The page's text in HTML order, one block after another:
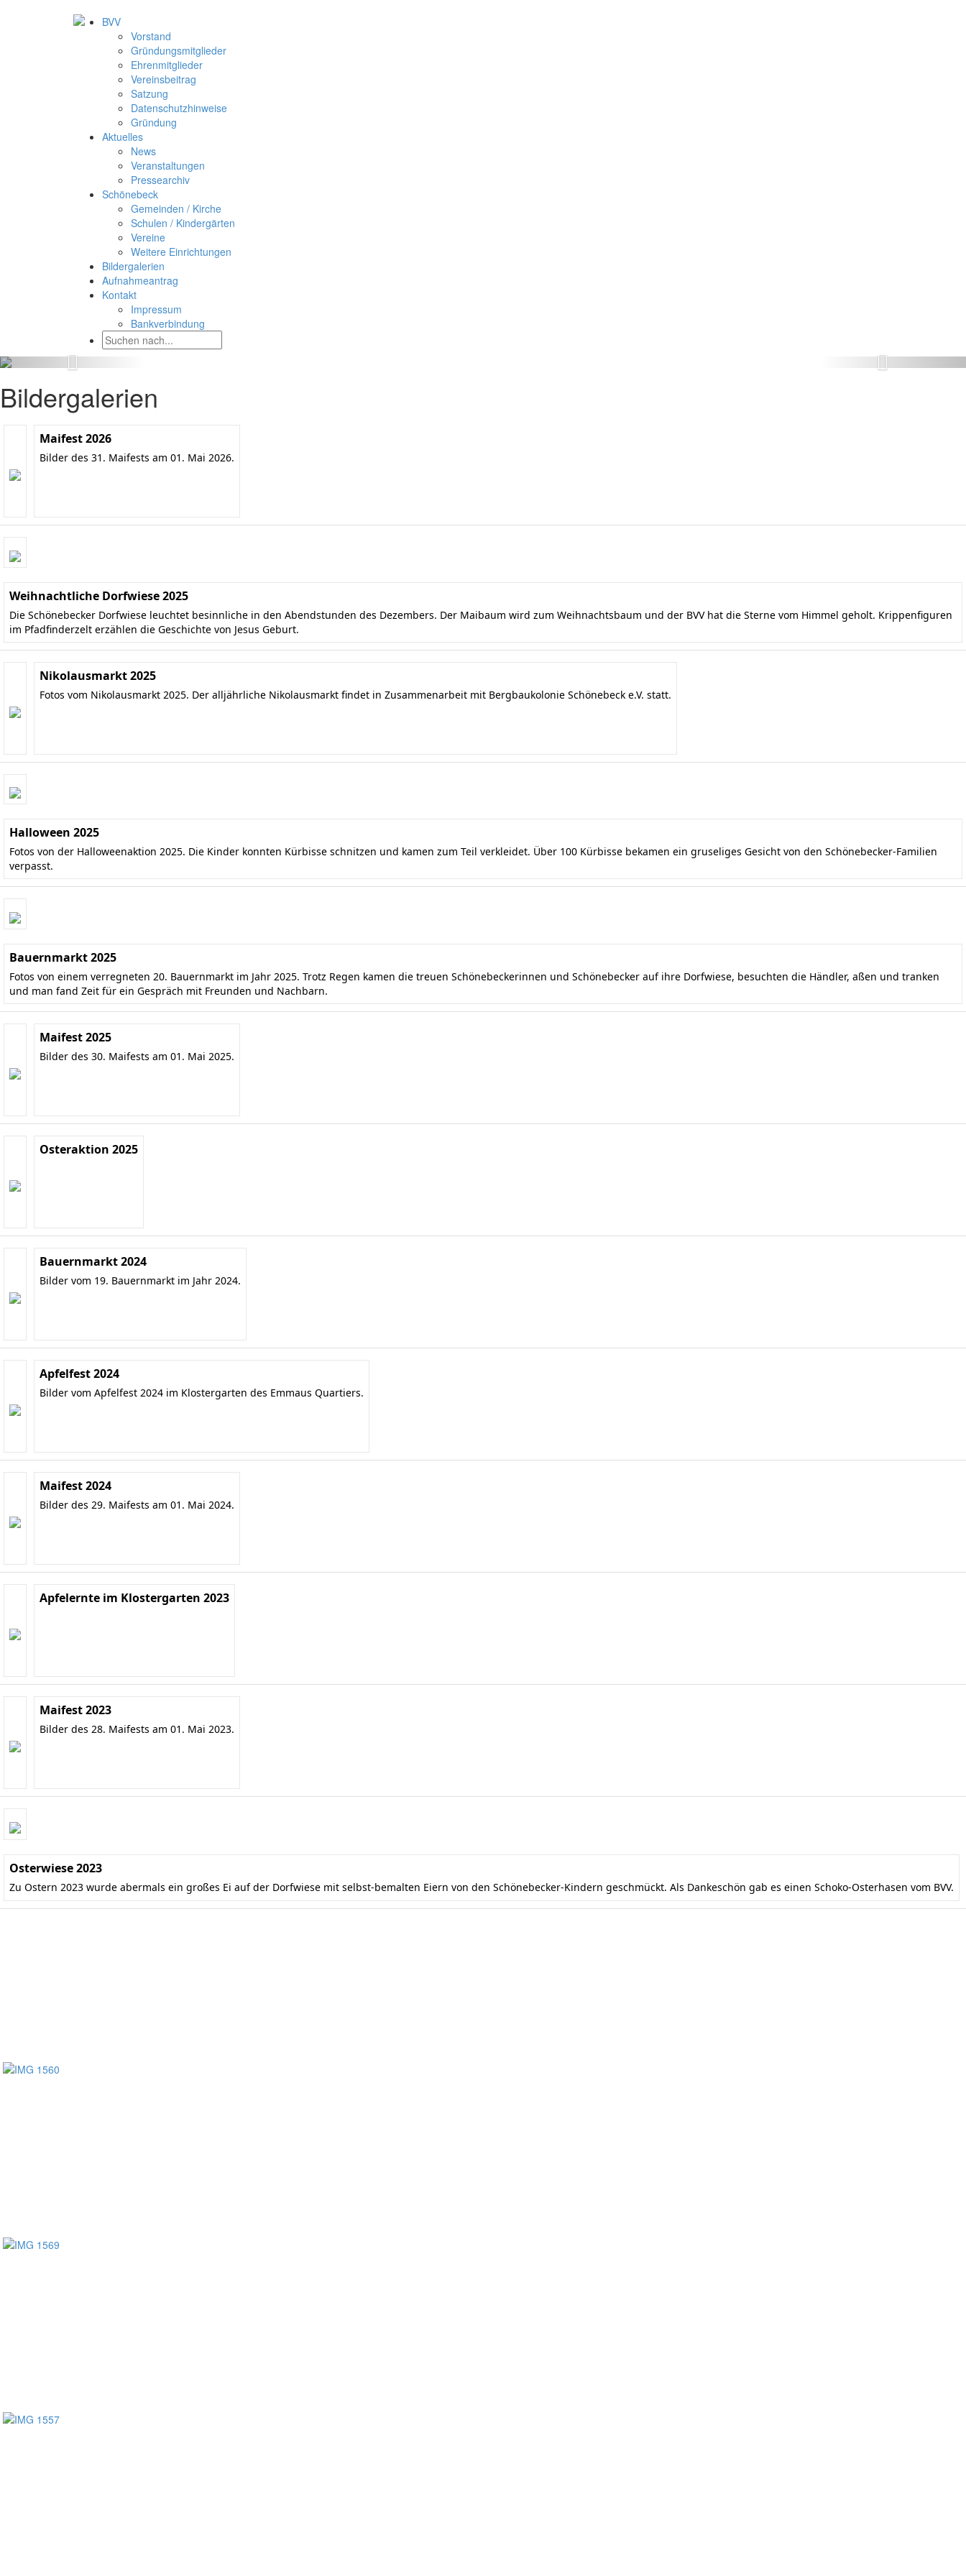
BVV
Vorstand
Gründungsmitglieder
Ehrenmitglieder
Vereinsbeitrag
Satzung
Datenschutzhinweise
Gründung
Aktuelles
News
Veranstaltungen
Pressearchiv
Schönebeck
Gemeinden / Kirche
Schulen / Kindergärten
Vereine
Weitere Einrichtungen
Bildergalerien
Aufnahmeantrag
Kontakt
Impressum
Bankverbindung
Bildergalerien
Maifest 2026
Bilder des 31. Maifests am 01. Mai 2026.
Weihnachtliche Dorfwiese 2025
Die Schönebecker Dorfwiese leuchtet besinnliche in den Abendstunden des Dezembers. Der Maibaum wird zum Weihnachtsbaum und der BVV hat die Sterne vom Himmel geholt. Krippenfiguren
im Pfadfinderzelt erzählen die Geschichte von Jesus Geburt.
Nikolausmarkt 2025
Fotos vom Nikolausmarkt 2025. Der alljährliche Nikolausmarkt findet in Zusammenarbeit mit Bergbaukolonie Schönebeck e.V. statt.
Halloween 2025
Fotos von der Halloweenaktion 2025. Die Kinder konnten Kürbisse schnitzen und kamen zum Teil verkleidet. Über 100 Kürbisse bekamen ein gruseliges Gesicht von den Schönebecker-Familien
verpasst.
Bauernmarkt 2025
Fotos von einem verregneten 20. Bauernmarkt im Jahr 2025. Trotz Regen kamen die treuen Schönebeckerinnen und Schönebecker auf ihre Dorfwiese, besuchten die Händler, aßen und tranken
und man fand Zeit für ein Gespräch mit Freunden und Nachbarn.
Maifest 2025
Bilder des 30. Maifests am 01. Mai 2025.
Osteraktion 2025
Bauernmarkt 2024
Bilder vom 19. Bauernmarkt im Jahr 2024.
Apfelfest 2024
Bilder vom Apfelfest 2024 im Klostergarten des Emmaus Quartiers.
Maifest 2024
Bilder des 29. Maifests am 01. Mai 2024.
Apfelernte im Klostergarten 2023
Maifest 2023
Bilder des 28. Maifests am 01. Mai 2023.
Osterwiese 2023
Zu Ostern 2023 wurde abermals ein großes Ei auf der Dorfwiese mit selbst-bemalten Eiern von den Schönebecker-Kindern geschmückt. Als Dankeschön gab es einen Schoko-Osterhasen vom BVV.